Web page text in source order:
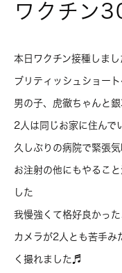
ワクチン
本日ワクチン接種しまし
ブリティッシュショー
男の子、虎徹ちゃんと
2人は同じお家に住んで
久しぶりの病院で緊張
お注射の他にもやるこ
した
我慢強くて格好良かった
カメラが2人とも苦手み
く撮れました♬